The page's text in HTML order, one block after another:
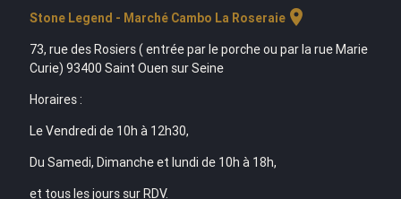
Stone Legend - Marché Cambo La Roseraielocation_on
73, rue des Rosiers ( entrée par le porche ou par la rue Marie
Curie) 93400 Saint Ouen sur Seine
Horaires :
Le Vendredi de 10h à 12h30,
Du Samedi, Dimanche et lundi de 10h à 18h,
et tous les jours sur RDV.